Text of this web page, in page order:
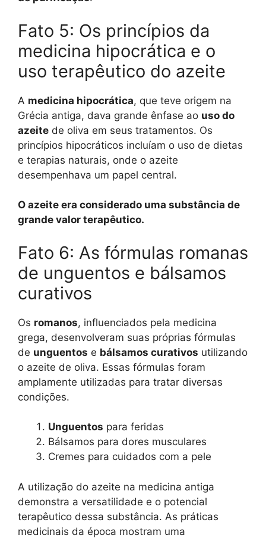
Fato 5: Os princípios da
medicina hipocrática e o
uso terapêutico do azeite
A medicina hipocrática, que teve origem na
Grécia antiga, dava grande ênfase ao uso do
azeite de oliva em seus tratamentos. Os
princípios hipocráticos incluíam o uso de dietas
e terapias naturais, onde o azeite
desempenhava um papel central.
O azeite era considerado uma substância de
grande valor terapêutico.
Fato 6: As fórmulas romanas
de unguentos e bálsamos
curativos
Os romanos, influenciados pela medicina
grega, desenvolveram suas próprias fórmulas
de unguentos e bálsamos curativos utilizando
o azeite de oliva. Essas fórmulas foram
amplamente utilizadas para tratar diversas
condições.
Unguentos para feridas
Bálsamos para dores musculares
Cremes para cuidados com a pele
A utilização do azeite na medicina antiga
demonstra a versatilidade e o potencial
terapêutico dessa substância. As práticas
medicinais da época mostram uma